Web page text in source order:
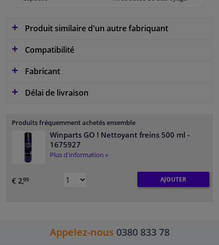
Produit similaire d'un autre fabriquant
Compatibilité
Fabricant
Délai de livraison
Produits fréquemment achetés ensemble
Winparts GO ! Nettoyant freins 500 ml -
1675927
Plus d'information »
€ 2,99 AJOUTER
Appelez-nous 0380 833 78